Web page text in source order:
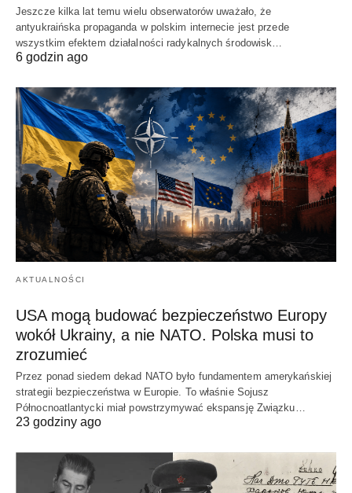
Jeszcze kilka lat temu wielu obserwatorów uważało, że
antyukraińska propaganda w polskim internecie jest przede
wszystkim efektem działalności radykalnych środowisk…
6 godzin ago
AKTUALNOŚCI
USA mogą budować bezpieczeństwo Europy
wokół Ukrainy, a nie NATO. Polska musi to
zrozumieć
Przez ponad siedem dekad NATO było fundamentem amerykańskiej
strategii bezpieczeństwa w Europie. To właśnie Sojusz
Północnoatlantycki miał powstrzymywać ekspansję Związku…
23 godziny ago